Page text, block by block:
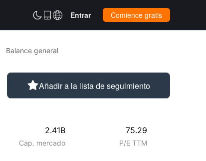
 Entrar Comience gratis
Balance general
Añadir a la lista de seguimiento
2.41B
Cap. mercado
75.29
P/E TTM